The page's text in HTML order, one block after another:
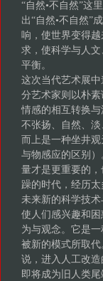
“自然•不自然”这
出“自然•不自然”
响，使世界变得
求，使科学与人
平衡。
这次当代艺术展
分艺术家则以朴
情感的相互转换
不张扬、自然、
而上是一种坐井
与物感应的区别
量才是更重要的，
躁的时代，经历
未来新的科学技
使人们感兴趣和
为与观念。它是
被新的模式所取
说，进入人工改
即将成为旧人类尾